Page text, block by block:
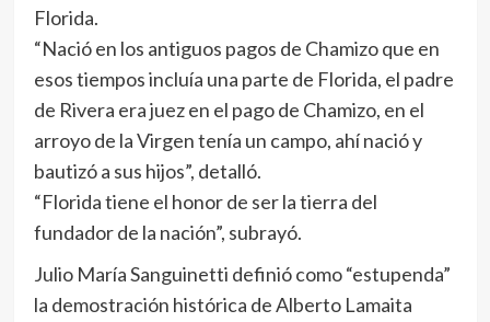
Florida.
“Nació en los antiguos pagos de Chamizo que en
esos tiempos incluía una parte de Florida, el padre
de Rivera era juez en el pago de Chamizo, en el
arroyo de la Virgen tenía un campo, ahí nació y
bautizó a sus hijos”, detalló.
“Florida tiene el honor de ser la tierra del
fundador de la nación”, subrayó.
Julio María Sanguinetti definió como “estupenda”
la demostración histórica de Alberto Lamaita